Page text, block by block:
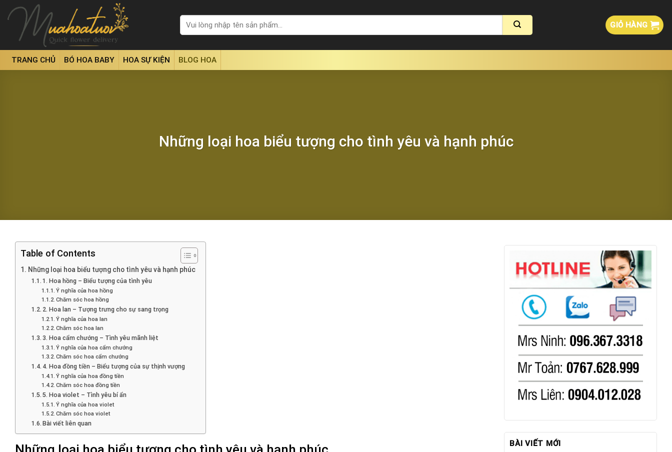
content
Tìm
kiếm:
GIỎ HÀNG
TRANG CHỦ BÓ HOA BABY HOA SỰ KIỆN BLOG HOA
Những loại hoa biểu tượng cho tình yêu và hạnh phúc
Table of Contents
Những loại hoa biểu tượng cho tình yêu và hạnh phúc
1. Hoa hồng – Biểu tượng của tình yêu
Ý nghĩa của hoa hồng
Chăm sóc hoa hồng
2. Hoa lan – Tượng trưng cho sự sang trọng
Ý nghĩa của hoa lan
Chăm sóc hoa lan
3. Hoa cẩm chướng – Tình yêu mãnh liệt
Ý nghĩa của hoa cẩm chướng
Chăm sóc hoa cẩm chướng
4. Hoa đồng tiền – Biểu tượng của sự thịnh vượng
Ý nghĩa của hoa đồng tiền
Chăm sóc hoa đồng tiền
5. Hoa violet – Tình yêu bí ẩn
Ý nghĩa của hoa violet
Chăm sóc hoa violet
Bài viết liên quan
BÀI VIẾT MỚI